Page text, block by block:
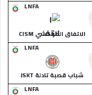
LNFA
الاتفاق المراكشي CISM
LNFA
شباب قصبة تادلة JSKT
LNFA